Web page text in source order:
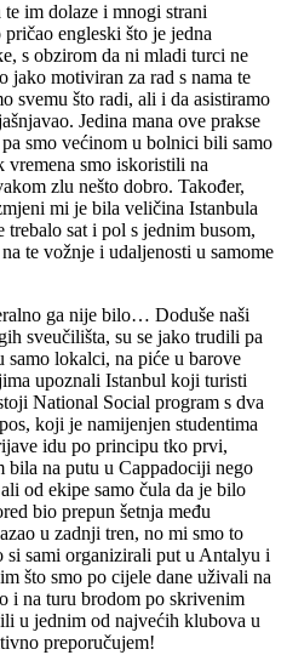
im dolaze i mnogi strani
engleski što je jedna
s obzirom da ni mladi turci ne
jako motiviran za rad s nama te
svemu što radi, ali i da asistiramo
Jedina mana ove prakse
smo većinom u bolnici bili samo
smo iskoristili na
zlu nešto dobro. Također,
mi je bila veličina Istanbula
sat i pol s jednim busom,
te vožnje i udaljenosti u samome
ga nije bilo… Doduše naši
sveučilišta, su se jako trudili pa
samo lokalci, na piće u barove
upoznali Istanbul koji turisti
National Social program s dva
koji je namijenjen studentima
idu po principu tko prvi,
bila na putu u Cappadociji nego
od ekipe samo čula da je bilo
bio prepun šetnja među
u zadnji tren, no mi smo to
si sami organizirali put u Antalyu i
što smo po cijele dane uživali na
i na turu brodom po skrivenim
u jednim od najvećih klubova u
preporučujem!